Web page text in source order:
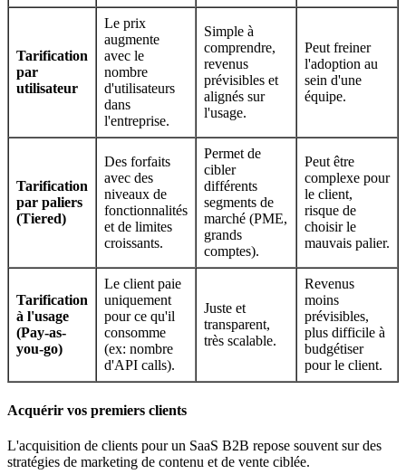
Tarification
par
utilisateur
Le prix
augmente
avec le
nombre
d'utilisateurs
dans
l'entreprise.
Simple à
comprendre,
revenus
prévisibles et
alignés sur
l'usage.
Peut freiner
l'adoption au
sein d'une
équipe.
Tarification
par paliers
(Tiered)
Des forfaits
avec des
niveaux de
fonctionnalités
et de limites
croissants.
Permet de
cibler
différents
segments de
marché (PME,
grands
comptes).
Peut être
complexe pour
le client,
risque de
choisir le
mauvais palier.
Tarification
à l'usage
(Pay-as-
you-go)
Le client paie
uniquement
pour ce qu'il
consomme
(ex: nombre
d'API calls).
Juste et
transparent,
très scalable.
Revenus
moins
prévisibles,
plus difficile à
budgétiser
pour le client.
Acquérir vos premiers clients
L'acquisition de clients pour un SaaS B2B repose souvent sur des
stratégies de marketing de contenu et de vente ciblée.